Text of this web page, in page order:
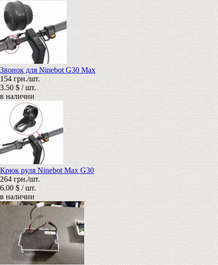
Звонок для Ninebot G30 Max
154 грн./шт.
3.50 $ / шт.
в наличии
Крюк руля Ninebot Max G30
264 грн./шт.
6.00 $ / шт.
в наличии